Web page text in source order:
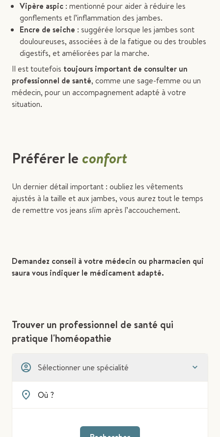
Vipère aspic : mentionné pour aider à réduire les
gonflements et l’inflammation des jambes.
Encre de seiche : suggérée lorsque les jambes sont
douloureuses, associées à de la fatigue ou des troubles
digestifs, et améliorées par la marche.
Il est toutefois toujours important de consulter un
professionnel de santé, comme une sage-femme ou un
médecin, pour un accompagnement adapté à votre
situation.
Préférer le confort
Un dernier détail important : oubliez les vêtements
ajustés à la taille et aux jambes, vous aurez tout le temps
de remettre vos jeans slim après l’accouchement.
Demandez conseil à votre médecin ou pharmacien qui
saura vous indiquer le médicament adapté.
Trouver un professionnel de santé qui
pratique l'homéopathie
Sélectionner une spécialité